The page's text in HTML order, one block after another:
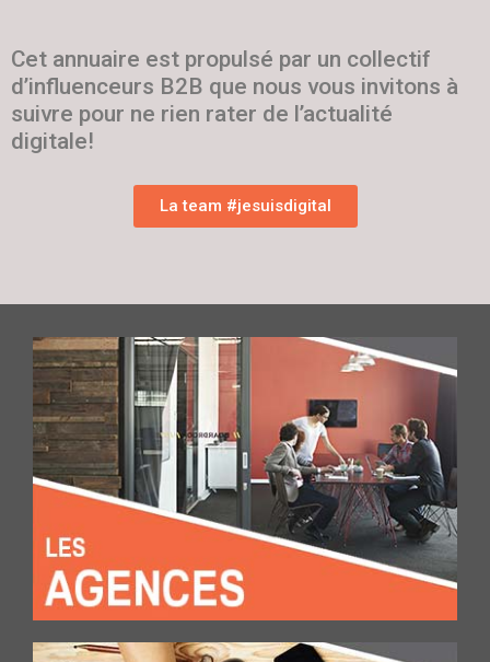
Cet annuaire est propulsé par un collectif
d’influenceurs B2B que nous vous invitons à
suivre pour ne rien rater de l’actualité
digitale!
La team #jesuisdigital